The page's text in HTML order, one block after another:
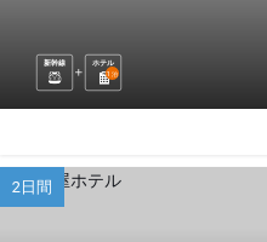
新幹線
ホテル
1 泊
2日間